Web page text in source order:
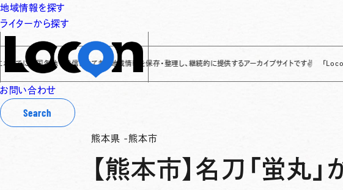
地域情報を探す
ライターから探す
お問い合わせ
Search
地で発信されてきた地域情報を保存・整理し、継続的に提供するアーカイブサイトです✌ 「Locon（ロコン）」
熊本県 -熊本市
【熊本市】名刀「蛍丸